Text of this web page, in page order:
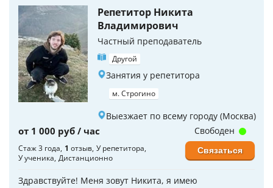
Репетитор Никита
Владимирович
Частный преподаватель
Другой
Занятия у репетитора
м. Строгино
Выезжает по всему городу (Москва)
от 1 000 руб / час
Стаж 3 года 1 отзыв У репетитора
У ученика Дистанционно
Здравствуйте! Меня зовут Никита, я имею
Свободен
Связаться